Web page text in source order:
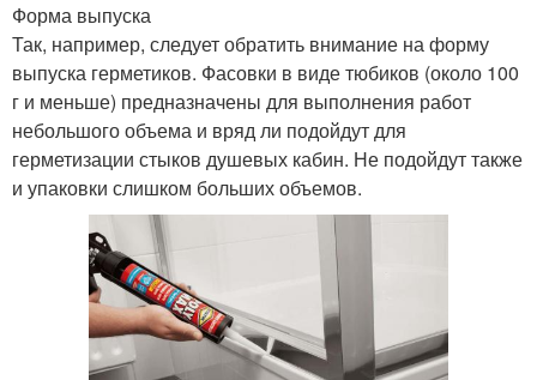
Форма выпуска
Так, например, следует обратить внимание на форму
выпуска герметиков. Фасовки в виде тюбиков (около 100
г и меньше) предназначены для выполнения работ
небольшого объема и вряд ли подойдут для
герметизации стыков душевых кабин. Не подойдут также
и упаковки слишком больших объемов.